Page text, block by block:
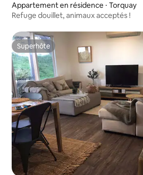
Appartement en résidence ⋅ Torquay
Refuge douillet, animaux acceptés !
Superhôte
Superhôte